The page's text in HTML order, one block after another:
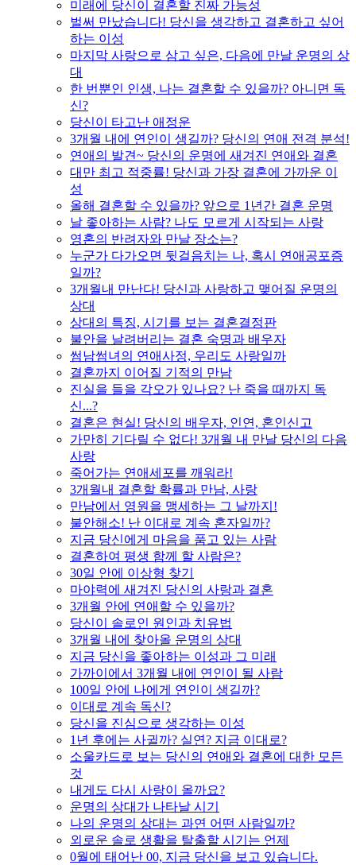
미래에 당신이 결혼할 진짜 가능성
벌써 만났습니다! 당신을 생각하고 결혼하고 싶어
하는 이성
마지막 사랑으로 삼고 싶은, 다음에 만날 운명의 상
대
한 번뿐인 인생, 나는 결혼할 수 있을까? 아니면 독
신?
당신이 타고난 애정운
3개월 내에 연인이 생길까? 당신의 연애 전격 분석!
연애의 발견~ 당신의 운명에 새겨진 연애와 결혼
대만 최고 적중률! 당신과 가장 결혼에 가까운 이
성
올해 결혼할 수 있을까? 앞으로 1년간 결혼 운명
날 좋아하는 사람? 나도 모르게 시작되는 사랑
영혼의 반려자와 만날 장소는?
누군가 다가오면 뒷걸음치는 나, 혹시 연애공포증
일까?
3개월내 만난다! 당신과 사랑하고 맺어질 운명의
상대
상대의 특징, 시기를 보는 결혼결정판
불안을 날려버리는 결혼 숙명과 배우자
썸남썸녀의 연애사정, 우리도 사랑일까
결혼까지 이어질 기적의 만남
진실을 들을 각오가 있나요? 난 죽을 때까지 독
신...?
결혼은 현실! 당신의 배우자, 인연, 혼인신고
가만히 기다릴 수 없다! 3개월 내 만날 당신의 다음
사랑
죽어가는 연애세포를 깨워라!
3개월내 결혼할 확률과 만남, 사랑
만남에서 영원을 맹세하는 그 날까지!
불안해소! 난 이대로 계속 혼자일까?
지금 당신에게 마음을 품고 있는 사람
결혼하여 평생 함께 할 사람은?
30일 안에 이상형 찾기
마야력에 새겨진 당신의 사랑과 결혼
3개월 안에 연애할 수 있을까?
당신이 솔로인 원인과 치유법
3개월 내에 찾아올 운명의 상대
지금 당신을 좋아하는 이성과 그 미래
가까이에서 3개월 내에 연인이 될 사람
100일 안에 나에게 연인이 생길까?
이대로 계속 독신?
당신을 진심으로 생각하는 이성
1년 후에는 사귈까? 실연? 지금 이대로?
소울카드로 보는 당신의 연애와 결혼에 대한 모든
것
내게도 다시 사랑이 올까요?
운명의 상대가 나타날 시기
나의 운명의 상대는 과연 어떤 사람일까?
외로운 솔로 생활을 탈출할 시기는 언제
0월에 태어난 00, 지금 당신을 보고 있습니다.